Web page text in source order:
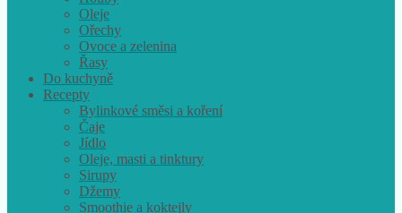
Oleje
Ořechy
Ovoce a zelenina
Řasy
Do kuchyně
Recepty
Bylinkové směsi a koření
Čaje
Jídlo
Oleje, masti a tinktury
Sirupy
Džemy
Smoothie a koktejly